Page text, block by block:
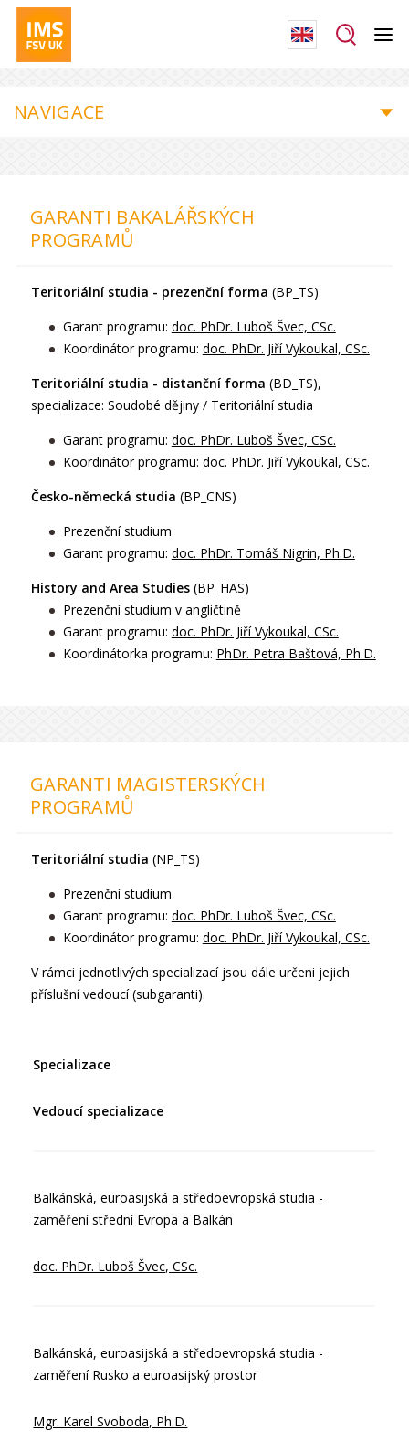
NAVIGACE
GARANTI BAKALÁŘSKÝCH
PROGRAMŮ
Teritoriální studia - prezenční forma(BP_TS)
Garant programu: doc. PhDr. Luboš Švec, CSc.
Koordinátor programu: doc. PhDr. Jiří Vykoukal, CSc.
Teritoriální studia - distanční forma(BD_TS),
specializace: Soudobé dějiny / Teritoriální studia
Garant programu: doc. PhDr. Luboš Švec, CSc.
Koordinátor programu: doc. PhDr. Jiří Vykoukal, CSc.
Česko-německá studia(BP_CNS)
Prezenční studium
Garant programu: doc. PhDr. Tomáš Nigrin, Ph.D.
History and Area Studies(BP_HAS)
Prezenční studium v angličtině
Garant programu: doc. PhDr. Jiří Vykoukal, CSc.
Koordinátorka programu: PhDr. Petra Baštová, Ph.D.
GARANTI MAGISTERSKÝCH
PROGRAMŮ
Teritoriální studia(NP_TS)
Prezenční studium
Garant programu: doc. PhDr. Luboš Švec, CSc.
Koordinátor programu: doc. PhDr. Jiří Vykoukal, CSc.
V rámci jednotlivých specializací jsou dále určeni jejich
příslušní vedoucí (subgaranti).
Specializace
Vedoucí specializace
Balkánská, euroasijská a středoevropská studia -
zaměření střední Evropa a Balkán
doc. PhDr. Luboš Švec, CSc.
Balkánská, euroasijská a středoevropská studia -
zaměření Rusko a euroasijský prostor
Mgr. Karel Svoboda, Ph.D.